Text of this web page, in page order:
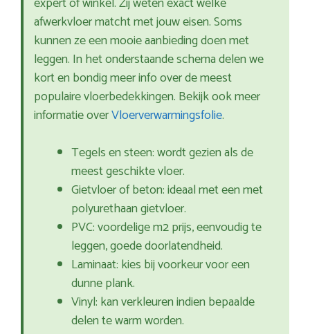
afwerkvloer matcht met jouw eisen. Soms
kunnen ze een mooie aanbieding doen met
leggen. In het onderstaande schema delen we
kort en bondig meer info over de meest
populaire vloerbedekkingen. Bekijk ook meer
informatie overVloerverwarmingsfolie.
Tegels en steen: wordt gezien als de
meest geschikte vloer.
Gietvloer of beton: ideaal met een met
polyurethaan gietvloer.
PVC: voordelige m2 prijs, eenvoudig te
leggen, goede doorlatendheid.
Laminaat: kies bij voorkeur voor een
dunne plank.
Vinyl: kan verkleuren indien bepaalde
delen te warm worden.